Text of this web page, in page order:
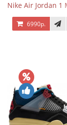
Nike Air Jordan 1
6990р.